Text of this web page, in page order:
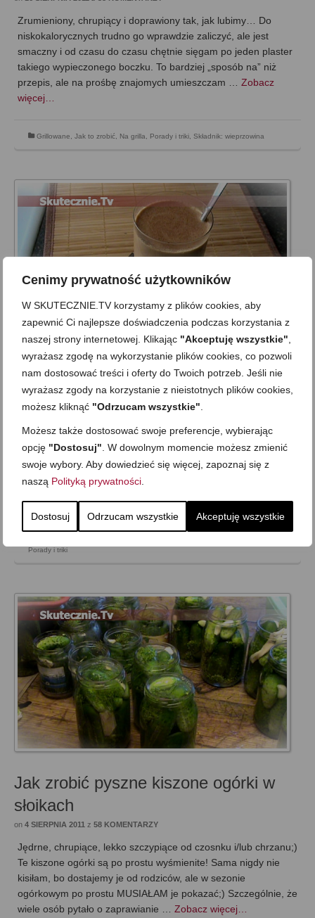
Cenimy prywatność użytkowników
W SKUTECZNIE.TV korzystamy z plików cookies, aby
zapewnić Ci najlepsze doświadczenia podczas korzystania z
naszej strony internetowej. Klikając "Akceptuję wszystkie"
wyrażasz zgodę na wykorzystanie plików cookies, co pozwoli
nam dostosować treści i oferty do Twoich potrzeb. Jeśli nie
wyrażasz zgody na korzystanie z nieistotnych plików cookies,
możesz kliknąć "Odrzucam wszystkie"
Możesz także dostosować swoje preferencje, wybierając
opcję "Dostosuj" . W dowolnym momencie możesz zmienić
swoje wybory. Aby dowiedzieć się więcej, zapoznaj się z
naszą Polityką prywatności
Dostosuj Odrzucam wszystkie Akceptuję wszystkie
Zrumieniony, chrupiący i doprawiony tak, jak lubimy… Do
niskokalorycznych trudno go wprawdzie zaliczyć, ale jest
smaczny i od czasu do czasu chętnie sięgam po jeden plaster
takiego wypieczonego boczku. To bardziej „sposób na” niż
przepis, ale na prośbę znajomych umieszczam … Zobacz
więcej…
Grillowane Jak to zrobić Na grilla Porady i triki Składnik: wieprzowina
Kawa czekoladowa, czyli jak zrobić
pyszną kawę z kawy rozpuszczalnej
on14 SIERPNIA 2011 z4 KOMENTARZE
Lubię dobrą kawę. Lubię, gdy od czasu do czasu -zostając
kawą;)- zmienia smak i cieszy podniebienie. Dzisiaj pokażę
sposób na kawę na zimno, świetną na ciepłe dni, ale smakuje
także na ciepło -szczegóły w przepisie poniżej;) Można ją
Do kawy czy herbaty,Drinki i napoje,Jak to zrobić,Lody i zimne desery,
Porady i triki
Jak zrobić pyszne kiszone ogórki w
słoikach
on 4 SIERPNIA 2011 z 58 KOMENTARZY
Jędrne, chrupiące, lekko szczypiące od czosnku i/lub chrzanu;)
Te kiszone ogórki są po prostu wyśmienite! Sama nigdy nie
kisiłam, bo dostajemy je od rodziców, ale w sezonie
ogórkowym po prostu MUSIAŁAM je pokazać;) Szczególnie, że
wiele osób pytało o zaprawianie … Zobacz więcej…